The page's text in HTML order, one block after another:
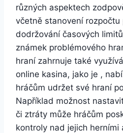
různých aspektech
včetně stanovení rozpočtu
dodržování časových
známek problémového
hraní zahrnuje také
online kasina, jako je ,
hráčům udržet své hraní
Například možnost
či ztráty může hráčům
kontroly nad jejich herními